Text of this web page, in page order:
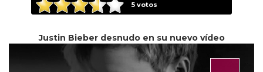
5votos
Justin Bieber desnudo en su nuevo vídeo